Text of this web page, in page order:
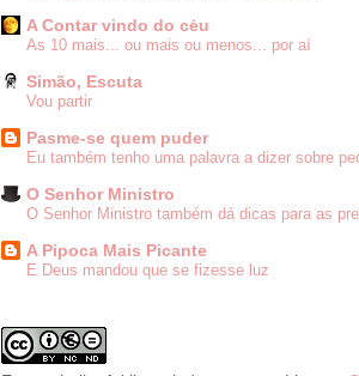
A Contar vindo do cėu
As 10 mais... ou mais ou menos... por aí
Simão, Escuta
Vou partir
Pasme-se quem puder
Eu também tenho uma palavra a dizer sobre
O Senhor Ministro
O Senhor Ministro também dá dicas para as
A Pipoca Mais Picante
E Deus mandou que se fizesse luz